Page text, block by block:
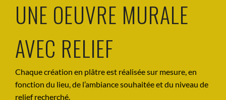
UNE OEUVRE MURALE
AVEC RELIEF
Chaque création en plâtre est réalisée sur mesure, en
fonction du lieu, de l’ambiance souhaitée et du niveau de
relief recherché.